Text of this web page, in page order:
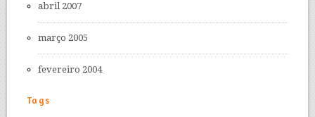
abril 2007
março 2005
fevereiro 2004
Tags